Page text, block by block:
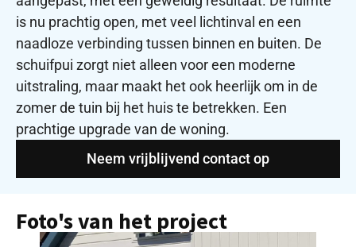
is nu prachtig open, met veel lichtinval en een
naadloze verbinding tussen binnen en buiten. De
schuifpui zorgt niet alleen voor een moderne
uitstraling, maar maakt het ook heerlijk om in de
zomer de tuin bij het huis te betrekken. Een
prachtige upgrade van de woning.
Neem vrijblijvend contact op
Foto's van het project